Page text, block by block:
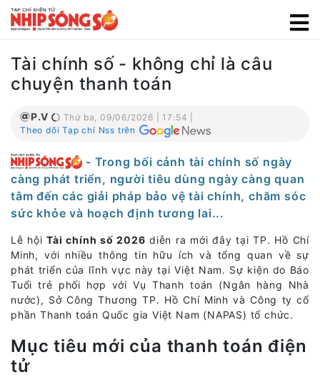
Tài chính số - không chỉ là câu
chuyện thanh toán
P.V
Thứ ba, 09/06/2026 | 17:54 |
Theo dõi Tạp chí Nss trên
- Trong bối cảnh tài chính số ngày
càng phát triển, người tiêu dùng ngày càng quan
tâm đến các giải pháp bảo vệ tài chính, chăm sóc
sức khỏe và hoạch định tương lai...
Lễ hộiTài chính số 2026 diễn ra mới đây tại TP. Hồ Chí
Minh, với nhiều thông tin hữu ích và tổng quan về sự
phát triển của lĩnh vực này tại Việt Nam. Sự kiện do Báo
Tuổi trẻ phối hợp với Vụ Thanh toán (Ngân hàng Nhà
nước), Sở Công Thương TP. Hồ Chí Minh và Công ty cổ
phần Thanh toán Quốc gia Việt Nam (NAPAS) tổ chức.
Mục tiêu mới của thanh toán điện
tử